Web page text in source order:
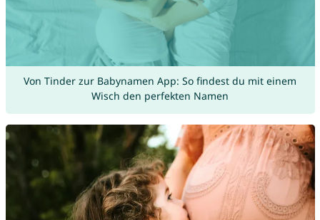
Von Tinder zur Babynamen App: So findest du mit einem
Wisch den perfekten Namen